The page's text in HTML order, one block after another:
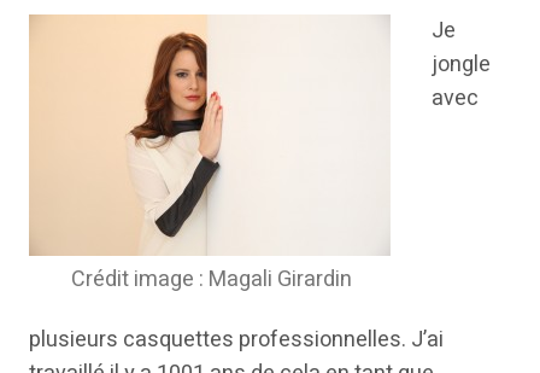
Crédit image : Magali Girardin
Je
jongle
avec
plusieurs casquettes professionnelles. J’ai